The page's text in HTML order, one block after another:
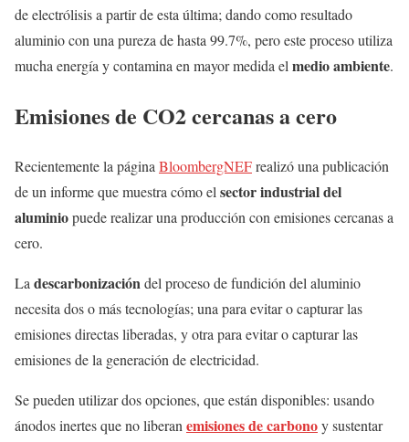
de electrólisis a partir de esta última; dando como resultado
aluminio con una pureza de hasta 99.7%, pero este proceso utiliza
mucha energía y contamina en mayor medida el medio ambiente.
Emisiones de CO2 cercanas a cero
Recientemente la página BloombergNEFrealizó una publicación
de un informe que muestra cómo el sector industrial del
aluminiopuede realizar una producción con emisiones cercanas a
cero.
La descarbonizacióndel proceso de fundición del aluminio
necesita dos o más tecnologías; una para evitar o capturar las
emisiones directas liberadas, y otra para evitar o capturar las
emisiones de la generación de electricidad.
Se pueden utilizar dos opciones, que están disponibles: usando
ánodos inertes que no liberan emisiones de carbonoy sustentar